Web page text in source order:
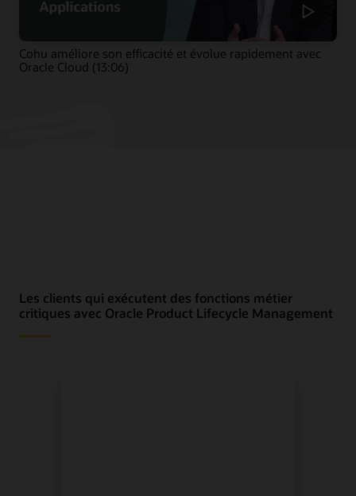
Cohu améliore son efficacité et évolue rapidement avec
Oracle Cloud (13:06)
Les clients qui exécutent des fonctions métier
critiques avec Oracle Product Lifecycle Management